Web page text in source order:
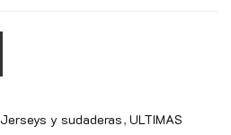
Jerseys y sudaderas ULTIMAS